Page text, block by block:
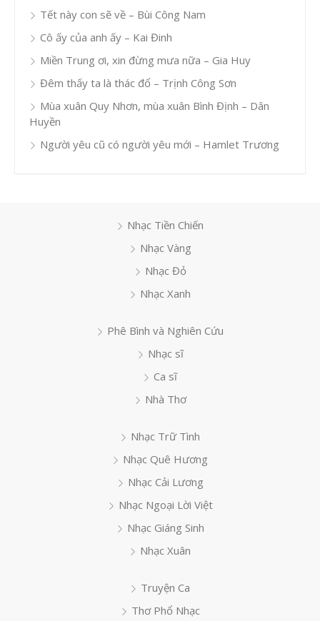
Tết này con sẽ về – Bùi Công Nam
Cô ấy của anh ấy – Kai Đinh
Miền Trung ơi, xin đừng mưa nữa – Gia Huy
Đêm thấy ta là thác đổ – Trịnh Công Sơn
Mùa xuân Quy Nhơn, mùa xuân Bình Định – Dân
Huyền
Người yêu cũ có người yêu mới – Hamlet Trương
Nhạc Tiền Chiến
Nhạc Vàng
Nhạc Đỏ
Nhạc Xanh
Phê Bình và Nghiên Cứu
Nhạc sĩ
Ca sĩ
Nhà Thơ
Nhạc Trữ Tình
Nhạc Quê Hương
Nhạc Cải Lương
Nhạc Ngoại Lời Việt
Nhạc Giáng Sinh
Nhạc Xuân
Truyện Ca
Thơ Phổ Nhạc